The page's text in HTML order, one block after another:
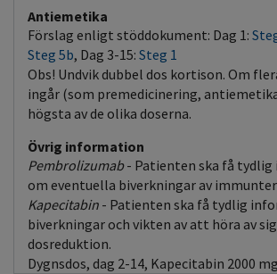
Antiemetika
Förslag enligt stöddokument: Dag 1:
Steg 5b, Dag 3-15: Steg 1
Obs! Undvik dubbel dos kortison. Om
ingår (som premedicinering,
högsta av de olika doserna.
Övrig information
Pembrolizumab- Patienten ska få
om eventuella biverkningar av
Kapecitabin - Patienten ska få tydlig
biverkningar och vikten av att höra av
dosreduktion.
Dygnsdos, dag 2-14, Kapecitabin 2000